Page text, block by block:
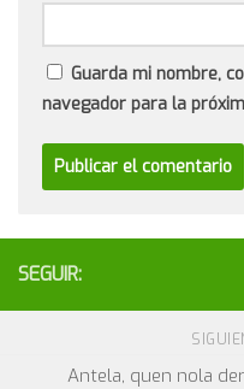
Guarda mi nombre,
navegador para la
SEGUIR:
Antela, quen nola